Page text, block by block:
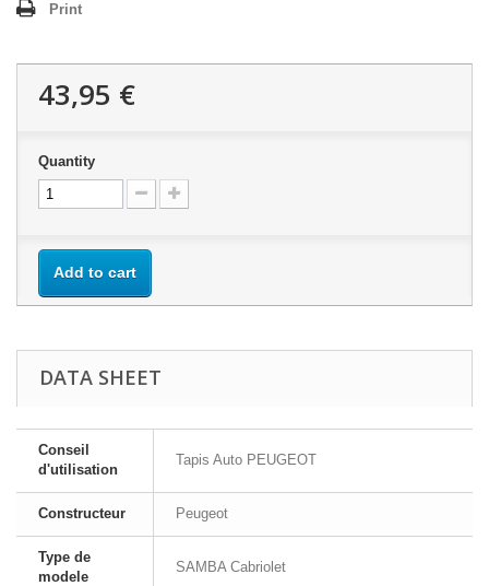
Print
43,95 €
Quantity
Add to cart
DATA SHEET
Conseil
d'utilisation
Tapis Auto PEUGEOT
Constructeur Peugeot
Type de
modele
SAMBA Cabriolet